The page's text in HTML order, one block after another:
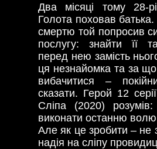
Два місяці тому 28-
Голота поховав
смертю той попросив
послугу: знайти її
перед нею замість
ця незнайомка та за що
вибачитися –
сказати. Герой 12
Сліпа (2020)
виконати останню волю
Але як це зробити – не
надія на сліпу